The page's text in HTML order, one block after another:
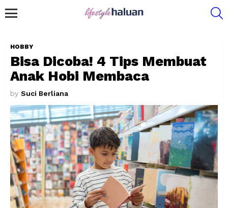
HOBBY
Bisa Dicoba! 4 Tips Membuat
Anak Hobi Membaca
by Suci Berliana